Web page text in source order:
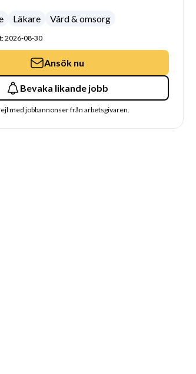
Läkare Vård & omsorg
2026-08-30
Ansök nu
Bevaka likande jobb
med jobbannonser från arbetsgivaren.